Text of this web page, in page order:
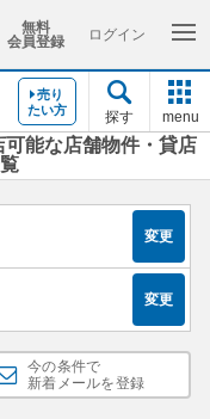
無料
会員登録
ログイン
売り
たい方
探す menu
可能な店舗物件・貸店
変更
変更
今の条件で
新着メールを登録